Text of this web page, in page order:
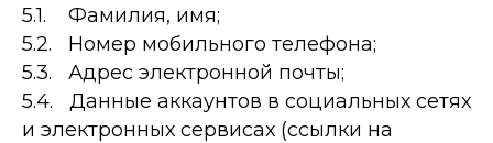
5.1. Фамилия, имя;
5.2. Номер мобильного телефона;
5.3. Адрес электронной почты;
5.4. Данные аккаунтов в социальных сетях
и электронных сервисах (ссылки на